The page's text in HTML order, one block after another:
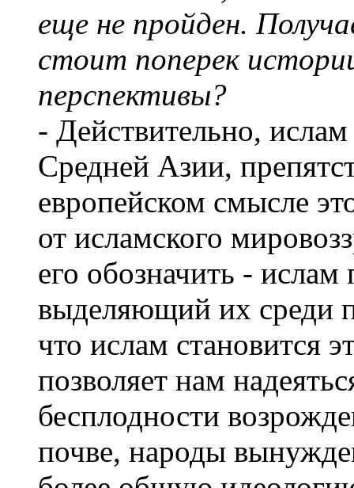
еще не пройден.
стоит поперек
перспективы?
- Действительно,
Средней Азии,
европейском смысле
от исламского
его обозначить -
выделяющий их среди
что ислам становится
позволяет нам
бесплодности
почве, народы